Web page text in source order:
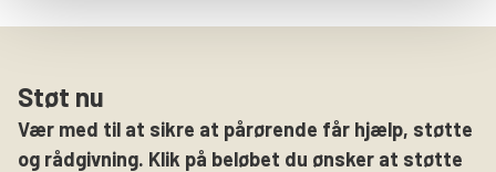
Støt nu
Vær med til at sikre at pårørende får hjælp, støtte
og rådgivning. Klik på beløbet du ønsker at støtte